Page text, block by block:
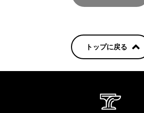
トップに戻る